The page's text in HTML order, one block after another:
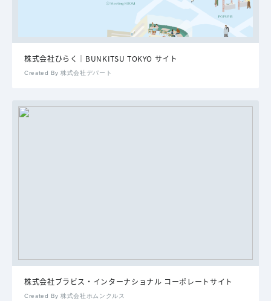
株式会社ひらく｜BUNKITSU TOKYO サイト
Created By 株式会社デパート
株式会社ブラビス・インターナショナル コーポレートサイト
Created By 株式会社ホムンクルス